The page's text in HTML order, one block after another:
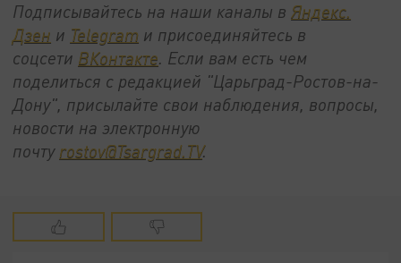
Подписывайтесь на наши каналы в Яндекс.
Дзен и Telegram и присоединяйтесь в
соцсети ВКонтакте. Если вам есть чем
поделиться с редакцией "Царьград-Ростов-на-
Дону", присылайте свои наблюдения, вопросы,
новости на электронную
почту rostov@Tsargrad.ТV.